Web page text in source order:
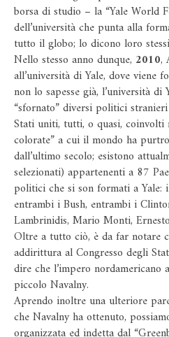
borsa di studio – la “Yale World
dell’università che punta alla
tutto il globo; lo dicono loro
Nello stesso anno dunque, 2010,
all’università di Yale, dove viene
non lo sapesse già, l’università
“sfornato” diversi politici
Stati uniti, tutti, o quasi, coinvolti
colorate” a cui il mondo ha
dall’ultimo secolo; esistono
selezionati) appartenenti a 87
politici che si son formati a Yale:
entrambi i Bush, entrambi i
Lambrinidis, Mario Monti,
Oltre a tutto ciò, è da far notare
addirittura al Congresso degli
dire che l’impero nordamericano
piccolo Navalny.
Aprendo inoltre una ulteriore
che Navalny ha ottenuto,